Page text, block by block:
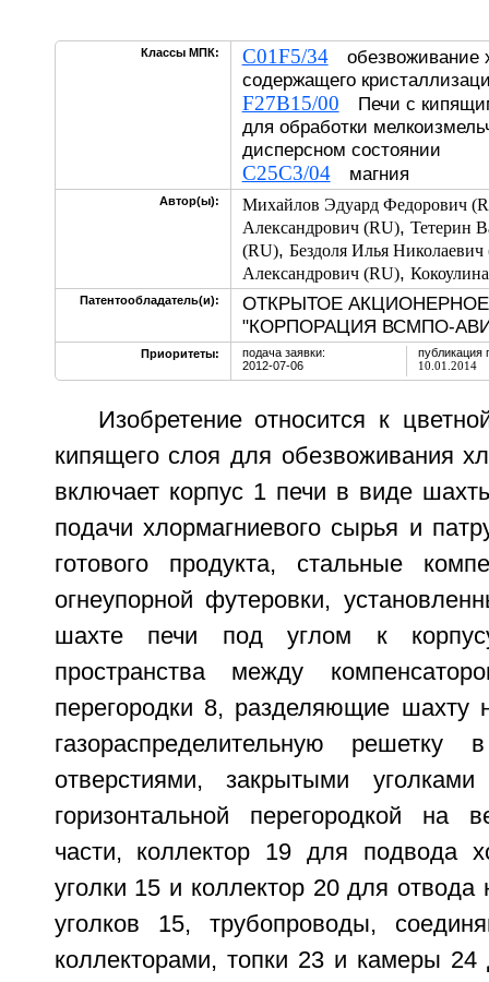
Классы МПК: C01F5/34обезвоживание
содержащего
F27B15/00 Печи с
для обработки
дисперсном состоянии
C25C3/04магния
Автор(ы):
Михайлов Эдуард Федорович
Александрович (RU), Тетерин
(RU), Бездоля Илья Николаевич
Александрович (RU),
Патентообладатель(и):
ОТКРЫТОЕ
"КОРПОРАЦИЯ ВСМПО-
Приоритеты:
подача заявки:
2012-07-06
публикация
10.01.2014
Изобретение относится к
кипящего слоя для обезвоживания
включает корпус 1 печи в виде
подачи хлормагниевого сырья и
готового продукта, стальные
огнеупорной футеровки,
шахте печи под углом к
пространства между
перегородки 8, разделяющие шахту
газораспределительную
отверстиями, закрытыми
горизонтальной перегородкой
части, коллектор 19 для подвода
уголки 15 и коллектор 20 для отвода
уголков 15, трубопроводы,
коллекторами, топки 23 и камеры 24